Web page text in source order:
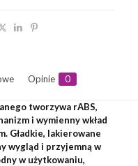
Opinie 0
tworzywa rABS,
i wymienny wkład
Gładkie, lakierowane
wygląd i przyjemną w
w użytkowaniu,